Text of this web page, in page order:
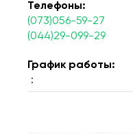
Телефоны:
(073)056-59-27
(044)29-099-29
График работы:
: